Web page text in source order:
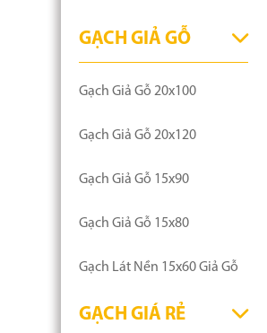
GẠCH GIẢ GỖ
Gạch Giả Gỗ 20x100
Gạch Giả Gỗ 20x120
Gạch Giả Gỗ 15x90
Gạch Giả Gỗ 15x80
Gạch Lát Nền 15x60 Giả Gỗ
GẠCH GIÁ RẺ